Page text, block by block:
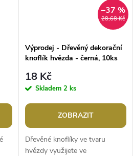
28,68 Kč
–37 %
Výprodej - Dřevěný dekorační
knoflík hvězda - černá, 10ks
18 Kč
Skladem 2 ks
ZOBRAZIT
Dřevěné knoflíky ve tvaru
hvězdy využijete ve